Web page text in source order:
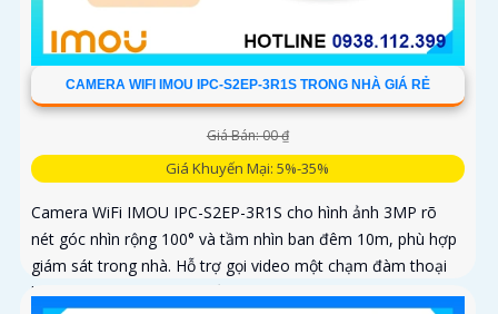
CAMERA WIFI IMOU IPC-S2EP-3R1S TRONG NHÀ GIÁ RẺ
Giá Bán: 00 ₫
Giá Khuyến Mại: 5%-35%
Camera WiFi IMOU IPC-S2EP-3R1S cho hình ảnh 3MP rõ
nét góc nhìn rộng 100° và tầm nhìn ban đêm 10m, phù hợp
giám sát trong nhà. Hỗ trợ gọi video một chạm đàm thoại
hai chiều và kết nối Wi-Fi ổn định giúp quan sát từ xa